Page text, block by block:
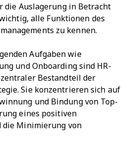
die Auslagerung in Betracht
alle Funktionen des
zu kennen.
Aufgaben wie
und Onboarding sind HR-
Bestandteil der
Sie konzentrieren sich auf
und Bindung von Top-
eines positiven
die Minimierung von